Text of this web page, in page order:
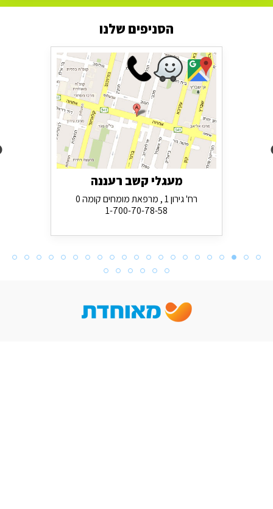
הסניפים שלנו
מעגלי קשב רעננה
רח' גירון 1 , מרפאת מומחים קומה 0
1-700-70-78-58